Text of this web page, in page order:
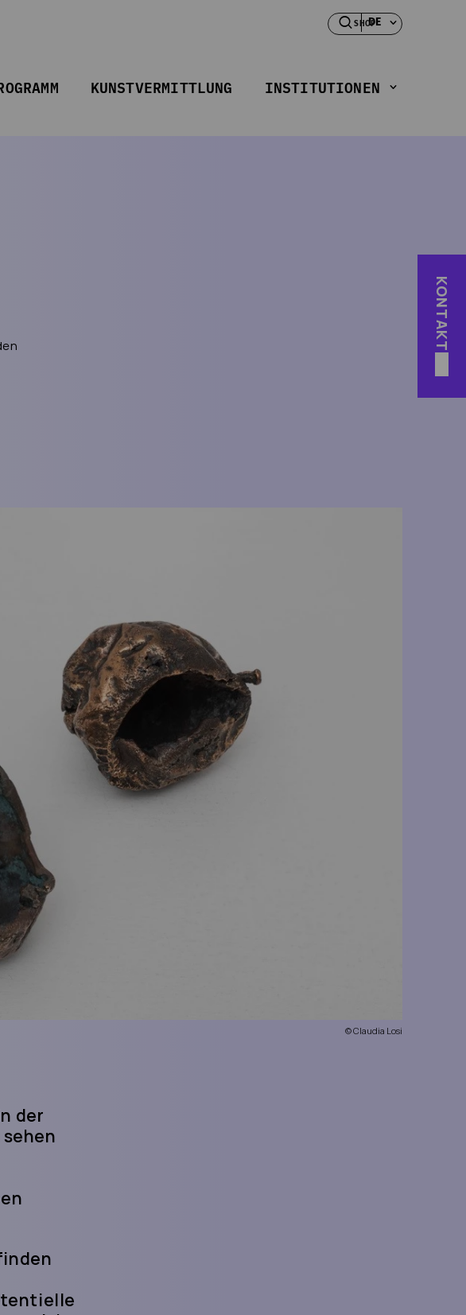
SHOP
KONTAKT
DE
KUNSTVERMITTLUNG INSTITUTIONEN
© Claudia Losi
der